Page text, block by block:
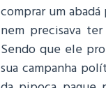
comprar um
nem precisava
Sendo que ele
sua campanha